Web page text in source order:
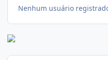
Nenhum usuário